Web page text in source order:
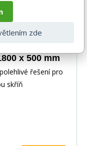
x 500 mm
řešení pro
skříň
zde